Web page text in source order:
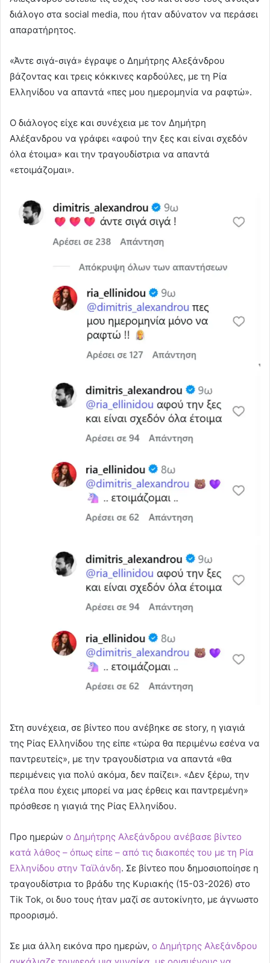
διάλογο στα social media, που ήταν αδύνατον να περάσει
απαρατήρητος.
«Άντε σιγά-σιγά» έγραψε ο Δημήτρης Αλεξάνδρου
βάζοντας και τρεις κόκκινες καρδούλες, με τη Ρία
Ελληνίδου να απαντά «πες μου ημερομηνία να ραφτώ».
Ο διάλογος είχε και συνέχεια με τον Δημήτρη
Αλέξανδρου να γράφει «αφού την ξες και είναι σχεδόν
όλα έτοιμα» και την τραγουδίστρια να απαντά
«ετοιμάζομαι».
Στη συνέχεια, σε βίντεο που ανέβηκε σε story, η γιαγιά
της Ρίας Ελληνίδου της είπε «τώρα θα περιμένω εσένα να
παντρευτείς», με την τραγουδίστρια να απαντά «θα
περιμένεις για πολύ ακόμα, δεν παίζει». «Δεν ξέρω, την
τρέλα που έχεις μπορεί να μας έρθεις και παντρεμένη»
πρόσθεσε η γιαγιά της Ρίας Ελληνίδου.
Προ ημερών ο Δημήτρης Αλεξάνδρου ανέβασε βίντεο
κατά λάθος – όπως είπε – από τις διακοπές του με τη Ρία
Ελληνίδου στην Ταϊλάνδη. Σε βίντεο που δημοσιοποίησε η
τραγουδίστρια το βράδυ της Κυριακής (15-03-2026) στο
Tik Tok, οι δυο τους ήταν μαζί σε αυτοκίνητο, με άγνωστο
προορισμό.
Σε μια άλλη εικόνα προ ημερών, ο Δημήτρης Αλεξάνδρου